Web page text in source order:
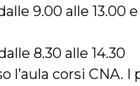
9.00 alle 13.00
8.30 alle 14.30
l’aula corsi CNA. I